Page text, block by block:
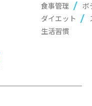
食事管理
ボ
ダイエット
生活習慣